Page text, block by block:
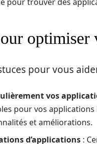
pour vous
vos
pour vos
et améliorations.
d’applications :